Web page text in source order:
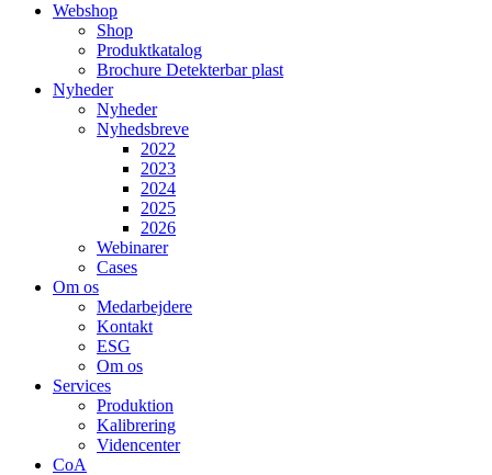
Webshop
Shop
Produktkatalog
Brochure Detekterbar plast
Nyheder
Nyheder
Nyhedsbreve
2022
2023
2024
2025
2026
Webinarer
Cases
Om os
Medarbejdere
Kontakt
ESG
Om os
Services
Produktion
Kalibrering
Videncenter
CoA